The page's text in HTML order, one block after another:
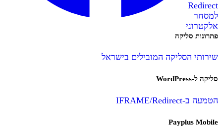
Redirect
למסחר
אלקטרוני
פתרונות סליקה
שירותי הסליקה המובילים בישראל
סליקה ל-WordPress
הטמעה ב-IFRAME/Redirect
Payplus Mobile